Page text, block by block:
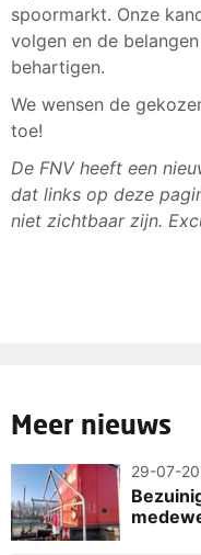
spoormarkt. Onze
volgen en de
behartigen.
We wensen de
toe!
De FNV heeft een
dat links op deze
niet zichtbaar zijn.
Meer nieuws
29-07-